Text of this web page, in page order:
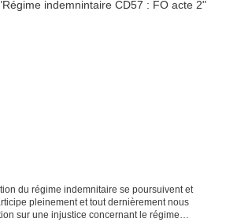
du régime indemnitaire se poursuivent et
pleinement et tout dernièrement nous
sur une injustice concernant le régime